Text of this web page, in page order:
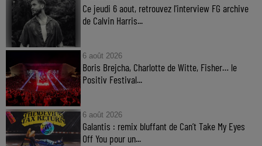
Ce jeudi 6 aout, retrouvez l'interview FG archive
de Calvin Harris...
6 août 2026
Boris Brejcha, Charlotte de Witte, Fisher… le
Positiv Festival...
6 août 2026
Galantis : remix bluffant de Can’t Take My Eyes
Off You pour un...